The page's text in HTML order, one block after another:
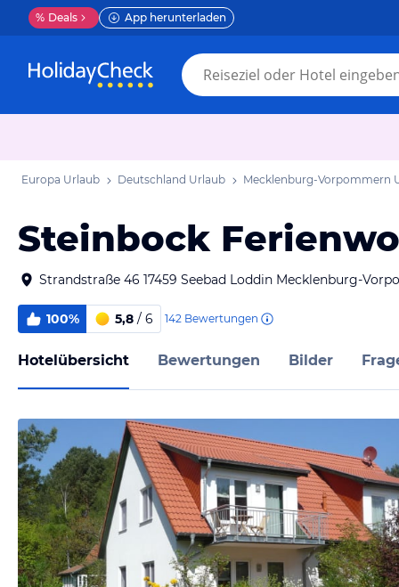
% Deals App herunterladen
Europa Urlaub Deutschland Urlaub Mecklenburg-Vorpommern
Steinbock
Strandstraße 46 17459 Seebad Loddin Mecklenburg-
100% 5,8 / 6 142 Bewertungen
Hotelübersicht Bewertungen Bilder